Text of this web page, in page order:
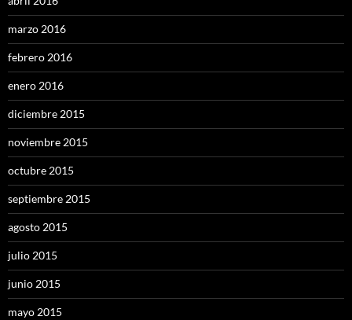
marzo 2016
febrero 2016
enero 2016
diciembre 2015
noviembre 2015
octubre 2015
septiembre 2015
agosto 2015
julio 2015
junio 2015
mayo 2015